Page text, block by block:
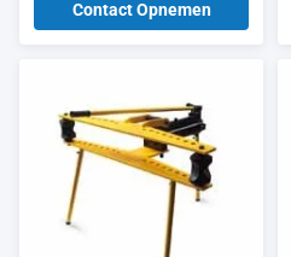
Contact Opnemen